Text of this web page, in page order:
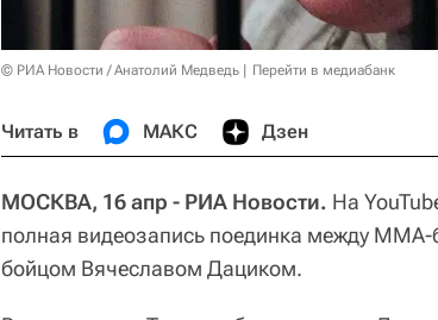
© РИА Новости / Анатолий Медведь Перейти в медиабанк
Читать в МАКС Дзен
МОСКВА, 16 апр - РИА Новости. На
полная видеозапись поединка между
бойцом Вячеславом Дациком.